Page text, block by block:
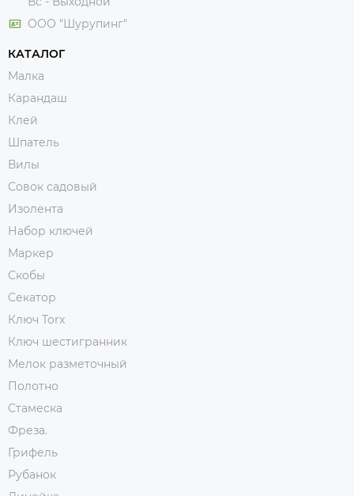
ООО "Шурупинг"
КАТАЛОГ
Малка
Карандаш
Клей
Шпатель
Вилы
Совок садовый
Изолента
Набор ключей
Маркер
Скобы
Секатор
Ключ Torx
Ключ шестигранник
Мелок разметочный
Полотно
Стамеска
Фреза.
Грифель
Рубанок